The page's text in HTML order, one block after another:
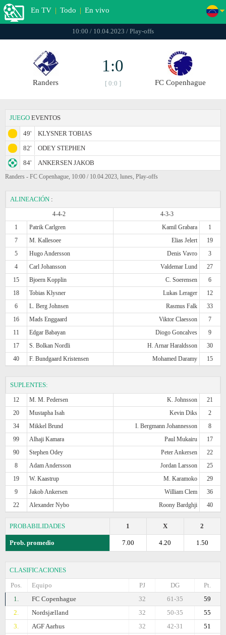
En TV | Todo | En vivo
10:00 / 10.04.2023 / Play-offs
Randers
1:0
[ 0:0 ] FC Copenhague
JUEGO EVENTOS
49'
KLYSNER TOBIAS
82'
ODEY STEPHEN
84'
ANKERSEN JAKOB
Randers - FC Copenhague, 10:00 / 10.04.2023, lunes, Play-offs
ALINEACIÓN :
4-4-2
4-3-3
1
Patrik Carlgren Kamil Grabara
1
7
M. Kallesoee Elias Jelert
19
5
Hugo Andersson Denis Vavro
3
4
Carl Johansson Valdemar Lund
27
15
Bjoern Kopplin C. Soerensen
6
18
Tobias Klysner Lukas Lerager
12
6
L. Berg Johnsen Rasmus Falk
33
16
Mads Enggaard Viktor Claesson
7
11
Edgar Babayan Diogo Goncalves
9
17
S. Bolkan Nordli H. Arnar Haraldsson
30
40
F. Bundgaard Kristensen Mohamed Daramy 15
SUPLENTES:
12 M. M. Pedersen K. Johnsson
21
20
Mustapha Isah Kevin Diks
2
34
Mikkel Brund I. Bergmann Johannesson
8
99
Alhaji Kamara Paul Mukairu
17
90
Stephen Odey Peter Ankersen
22
8
Adam Andersson Jordan Larsson
25
19
W. Kaastrup M. Karamoko
29
9
Jakob Ankersen William Clem
36
22
Alexander Nybo Roony Bardghji 40
PROBABILIDADES 2
X
1
Prob. promedio 1.50
4.20
7.00
CLASIFICACIONES
Pos.
Equipo Pt.
DG
PJ
1.
FC Copenhague 59
61-35
32
2.
Nordsjælland 55
50-35
32
3.
AGF Aarhus 51
42-31
32